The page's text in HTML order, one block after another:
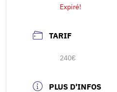
Expiré!
TARIF
240€
PLUS D'INFOS